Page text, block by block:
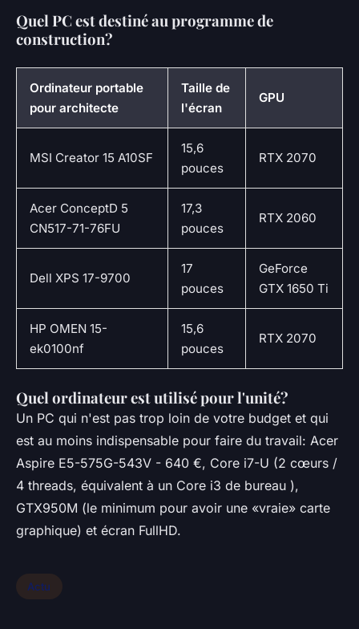
Quel PC est destiné au programme de
construction?
Ordinateur portable
pour architecte
Taille de
l'écran
GPU
MSI Creator 15 A10SF
15,6
pouces
RTX 2070
Acer ConceptD 5
CN517-71-76FU
17,3
pouces
RTX 2060
Dell XPS 17-9700
17
pouces
GeForce
GTX 1650 Ti
HP OMEN 15-
ek0100nf
15,6
pouces
RTX 2070
Quel ordinateur est utilisé pour l'unité?
Un PC qui n'est pas trop loin de votre budget et qui
est au moins indispensable pour faire du travail: Acer
Aspire E5-575G-543V - 640 €, Core i7-U (2 cœurs /
4 threads, équivalent à un Core i3 de bureau ),
GTX950M (le minimum pour avoir une «vraie» carte
graphique) et écran FullHD.
Actu